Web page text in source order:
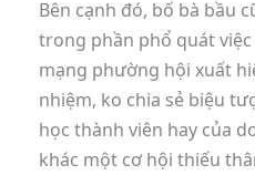
Bên cạnh đó, bố bà bầu
trong phần phổ quát
mạng phường hội xuất
nhiệm, ko chia sẻ biệu
học thành viên hay của
khác một cơ hội thiếu